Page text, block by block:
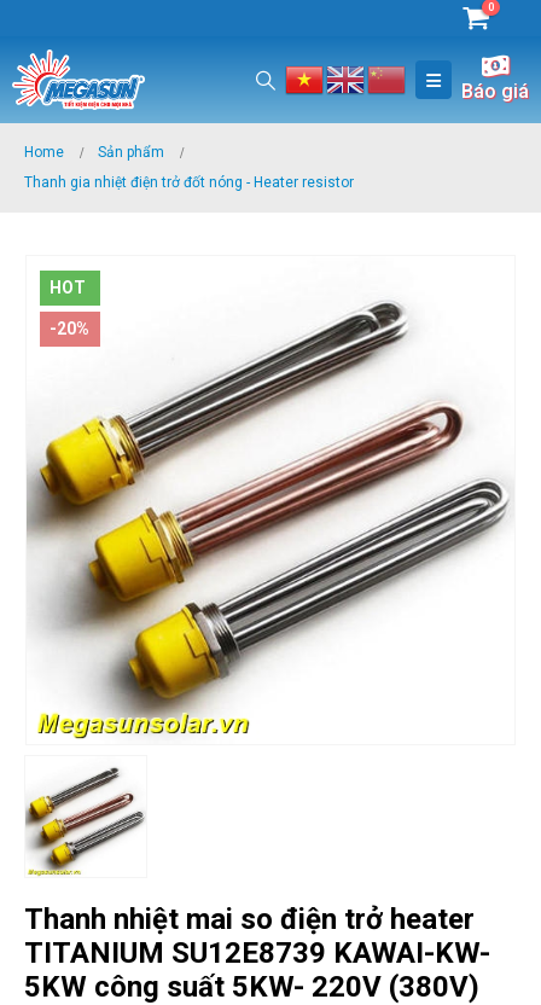
0
Báo giá
Home
Sản phẩm
Thanh gia nhiệt điện trở đốt nóng - Heater resistor
HOT
-20%
Thanh nhiệt mai so điện trở heater
TITANIUM SU12E8739 KAWAI-KW-
5KW công suất 5KW- 220V (380V)